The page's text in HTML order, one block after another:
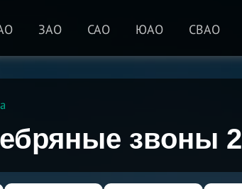
ЗАО САО ЮАО СВАО
звоны 2